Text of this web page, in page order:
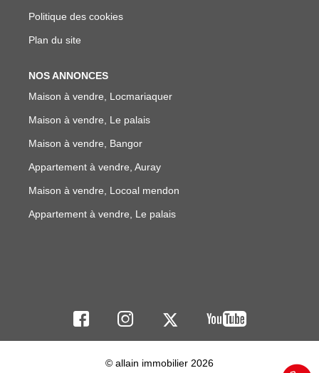
Politique des cookies
Plan du site
NOS ANNONCES
Maison à vendre, Locmariaquer
Maison à vendre, Le palais
Maison à vendre, Bangor
Appartement à vendre, Auray
Maison à vendre, Locoal mendon
Appartement à vendre, Le palais
© allain immobilier 2026